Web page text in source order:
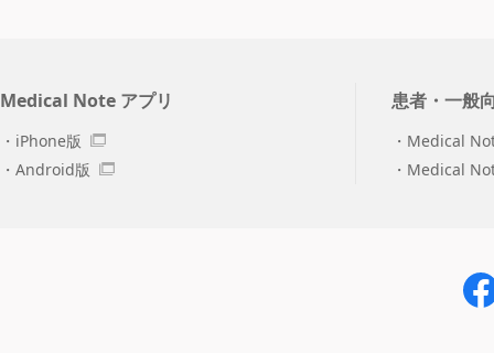
Medical Note アプリ
iPhone版
Android版
患者・一般
Medical
Medical